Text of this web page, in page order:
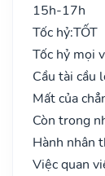
15h-17h
Tốc hỷ:TỐT
Tốc hỷ mọi
Cầu tài cầu
Mất của
Còn trong
Hành nhân
Việc quan